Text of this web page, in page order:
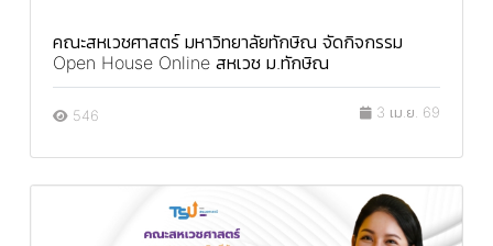
คณะสหเวชศาสตร์ มหาวิทยาลัยทักษิณ จัดกิจกรรม
Open House Online สหเวช ม.ทักษิณ
546 3 เม.ย. 69